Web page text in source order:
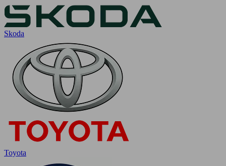
Skoda
Toyota